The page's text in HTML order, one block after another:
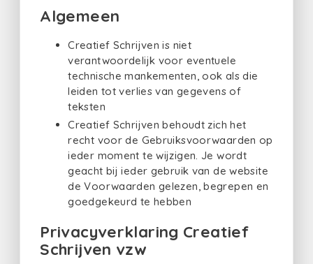
Algemeen
Creatief Schrijven is niet
verantwoordelijk voor eventuele
technische mankementen, ook als die
leiden tot verlies van gegevens of
teksten
Creatief Schrijven behoudt zich het
recht voor de Gebruiksvoorwaarden op
ieder moment te wijzigen. Je wordt
geacht bij ieder gebruik van de website
de Voorwaarden gelezen, begrepen en
goedgekeurd te hebben
Privacyverklaring Creatief
Schrijven vzw